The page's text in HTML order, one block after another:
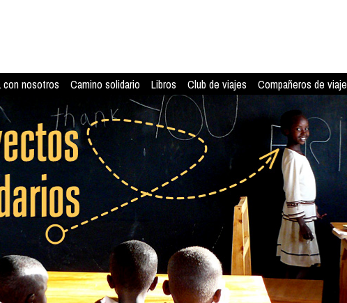
con nosotros Camino solidario Libros Club de viajes Compañeros de viaje